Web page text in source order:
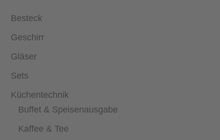
Besteck
Geschirr
Gläser
Sets
Küchentechnik
Buffet & Speisenausgabe
Kaffee & Tee